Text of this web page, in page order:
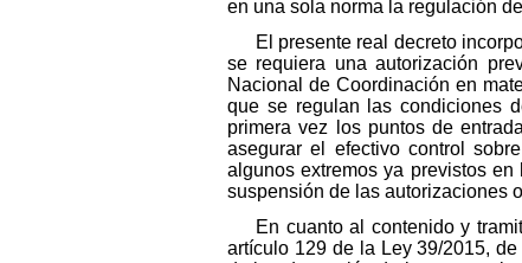
en una sola norma la regulación
El presente real decreto
se requiera una autorización
Nacional de Coordinación en
que se regulan las condiciones
primera vez los puntos de
asegurar el efectivo control
algunos extremos ya previstos
suspensión de las autorizaciones
En cuanto al contenido y
artículo 129 de la Ley 39/2015,